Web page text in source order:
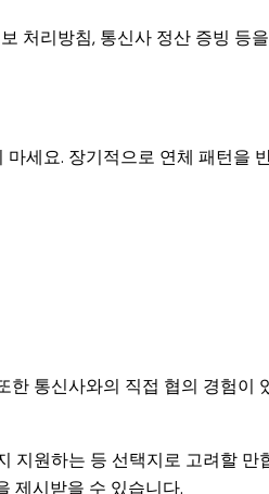
처리방침, 통신사 정산 증빙 등
세요. 장기적으로 연체 패턴을
한 통신사와의 직접 협의 경험이
지원하는 등 선택지로 고려할 만
제시받을 수 있습니다.